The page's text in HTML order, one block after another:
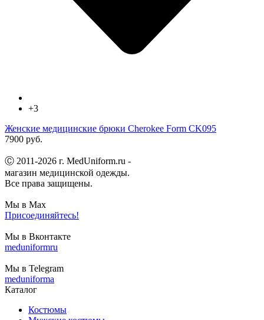
+3
Женские медицинские брюки Cherokee Form CK095
7900 руб.
Ⓒ 2011-2026 г. MedUniform.ru -
магазин медицинской одежды.
Все права защищены.
Мы в Max
Присоединяйтесь!
Мы в Вконтакте
meduniformru
Мы в Telegram
meduniforma
Каталог
Костюмы